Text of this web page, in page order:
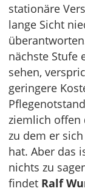
stationäre
lange Sicht
nächste Stufe
sehen,
geringere
ziemlich offen
zu dem er
hat. Aber das
nichts zu
findet Ralf